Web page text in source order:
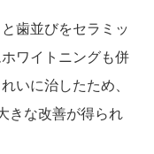
歯並びをセラミッ
ワイトニングも併
いに治したため、
きな改善が得られ